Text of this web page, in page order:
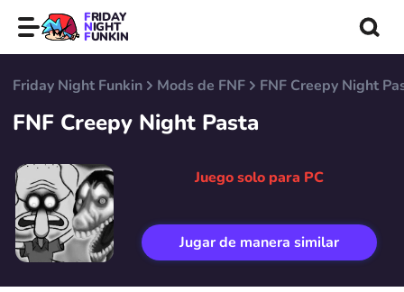
FRIDAY
NIGHT
FUNKIN
Friday Night Funkin Mods de FNF FNF Creepy Night
FNF Creepy Night Pasta
Juego solo para PC
Jugar de manera similar